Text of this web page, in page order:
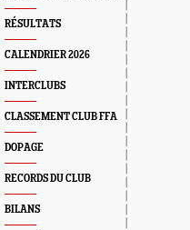
RÉSULTATS
CALENDRIER 2026
INTERCLUBS
CLASSEMENT CLUB FFA
DOPAGE
RECORDS DU CLUB
BILANS